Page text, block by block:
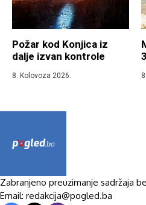
Požar kod Konjica iz
dalje izvan kontrole
8. Kolovoza 2026.
Zabranjeno preuzimanje sadržaja
Email: redakcija@pogled.ba